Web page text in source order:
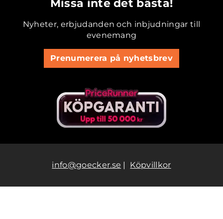
Missa inte det bästa!
Nyheter, erbjudanden och inbjudningar till
evenemang
Prenumerera på nyhetsbrev
info@goecker.se | Köpvillkor